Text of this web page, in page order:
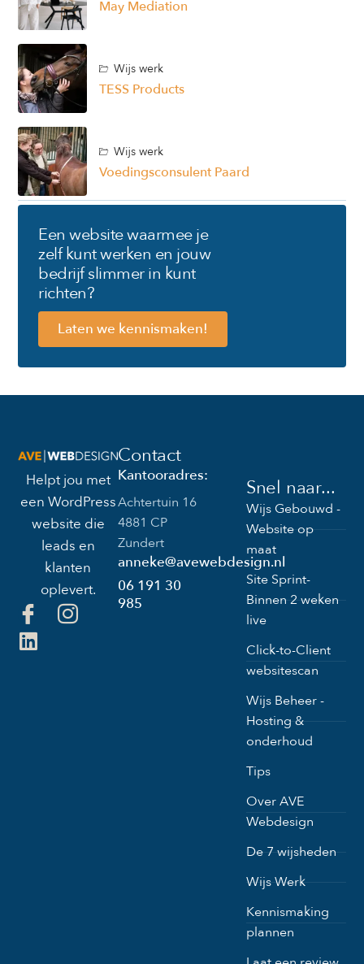
May Mediation
Wijs werk
TESS Products
Wijs werk
Voedingsconsulent Paard
Een website waarmee je
zelf kunt werken en jouw
bedrijf slimmer in kunt
richten?
Laten we kennismaken!
Helpt jou met
een WordPress
website die
leads en
klanten
oplevert.
Contact
Kantooradres:
Achtertuin 16
4881 CP
Zundert
anneke@avewebdesign.nl
06 191 30
985
Snel naar...
Wijs Gebouwd -
Website op
maat
Site Sprint-
Binnen 2 weken
live
Click-to-Client
websitescan
Wijs Beheer -
Hosting &
onderhoud
Tips
Over AVE
Webdesign
De 7 wijsheden
Wijs Werk
Kennismaking
plannen